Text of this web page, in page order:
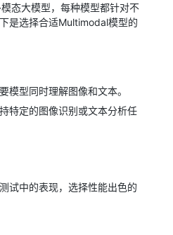
态大模型，每种模型都针对不
是选择合适Multimodal模型的
模型同时理解图像和文本。
特定的图像识别或文本分析任
试中的表现，选择性能出色的